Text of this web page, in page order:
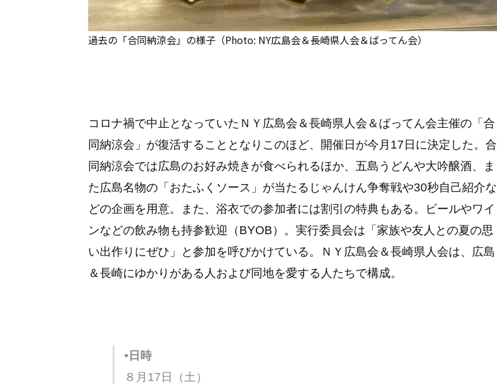
過去の「合同納涼会」の様子（Photo: NY広島会＆長崎県人会＆ばってん会）
コロナ禍で中止となっていたＮＹ広島会＆長崎県人会＆ばってん会主催の「合
同納涼会」が復活することとなりこのほど、開催日が今月17日に決定した。合
同納涼会では広島のお好み焼きが食べられるほか、五島うどんや大吟醸酒、ま
た広島名物の「おたふくソース」が当たるじゃんけん争奪戦や30秒自己紹介な
どの企画を用意。また、浴衣での参加者には割引の特典もある。ビールやワイ
ンなどの飲み物も持参歓迎（BYOB）。実行委員会は「家族や友人との夏の思
い出作りにぜひ」と参加を呼びかけている。ＮＹ広島会＆長崎県人会は、広島
＆長崎にゆかりがある人および同地を愛する人たちで構成。
•日時
８月17日（土）